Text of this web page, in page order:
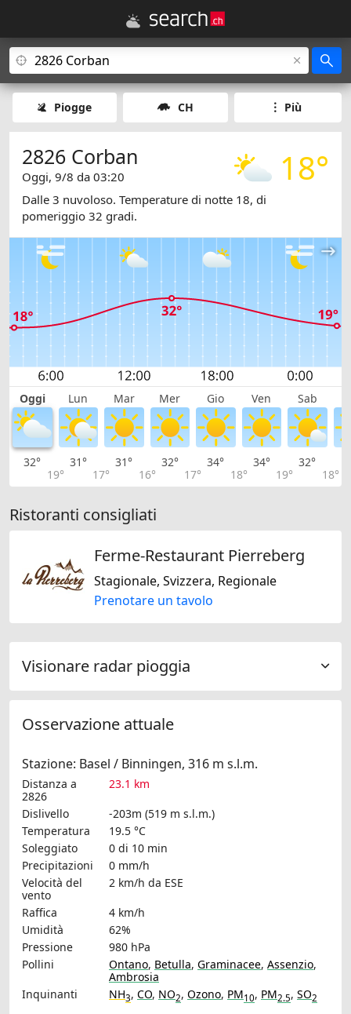
Piogge CH Più
18°
2826 Corban
Oggi, 9/8 da 03:20
Dalle 3 nuvoloso. Temperature di notte 18, di
pomeriggio 32 gradi.
Oggi Lun Mar Mer Gio Ven Sab
32°
19°
31°
17°
31°
16°
32°
17°
34°
18°
34°
19°
32°
18°
Ristoranti consigliati
Ferme-Restaurant Pierreberg
Stagionale, Svizzera, Regionale
Prenotare un tavolo
Visionare radar pioggia
Osservazione attuale
Stazione: Basel / Binningen, 316 m s.l.m.
Distanza a
2826
23.1 km
Dislivello
-203m (519 m s.l.m.)
Temperatura
19.5 °C
Soleggiato
0 di 10 min
Precipitazioni
0 mm/h
Velocità del
vento
2 km/h da ESE
Raffica
4 km/h
Umidità
62%
Pressione
980 hPa
Pollini
Ontano, Betulla, Graminacee, Assenzio,
Ambrosia
Inquinanti
NH3, CO, NO2, Ozono, PM10, PM2.5, SO2